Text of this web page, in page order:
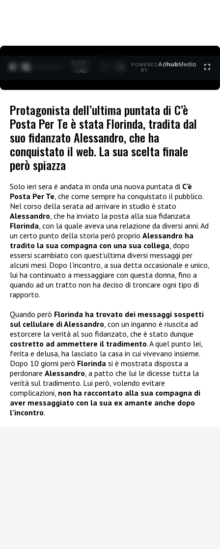
0:12 /
1:40
POWERED
BY
AdhubMedia
Protagonista dell’ultima puntata di C’è
Posta Per Te è stata Florinda, tradita dal
suo fidanzato Alessandro, che ha
conquistato il web. La sua scelta finale
però spiazza
Solo ieri sera è andata in onda una nuova puntata di C’è
Posta Per Te, che come sempre ha conquistato il pubblico.
Nel corso della serata ad arrivare in studio è stato
Alessandro, che ha inviato la posta alla sua fidanzata
Florinda, con la quale aveva una relazione da diversi anni. Ad
un certo punto della storia però proprio Alessandro ha
tradito la sua compagna con una sua collega, dopo
essersi scambiato con quest’ultima diversi messaggi per
alcuni mesi. Dopo l’incontro, a sua detta occasionale e unico,
lui ha continuato a messaggiare con questa donna, fino a
quando ad un tratto non ha deciso di troncare ogni tipo di
rapporto.
Quando però Florinda ha trovato dei messaggi sospetti
sul cellulare di Alessandro, con un inganno è riuscita ad
estorcere la verità al suo fidanzato, che è stato dunque
costretto ad ammettere il tradimento. A quel punto lei,
ferita e delusa, ha lasciato la casa in cui vivevano insieme.
Dopo 10 giorni però Florinda si è mostrata disposta a
perdonare Alessandro, a patto che lui le dicesse tutta la
verità sul tradimento. Lui però, volendo evitare
complicazioni, non ha raccontato alla sua compagna di
aver messaggiato con la sua ex amante anche dopo
l’incontro.